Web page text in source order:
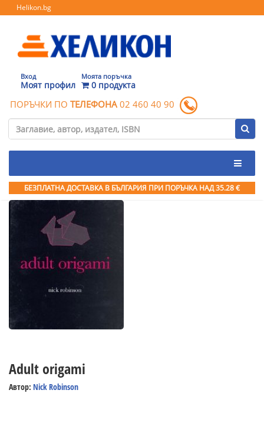
Helikon.bg
Вход
Моят профил
Моята поръчка
0 продукта
ПОРЪЧКИ ПО ТЕЛЕФОНА 02 460 40 90
БЕЗПЛАТНА ДОСТАВКА В БЪЛГАРИЯ ПРИ ПОРЪЧКА НАД 35.28 €
Adult origami
Автор: Nick Robinson